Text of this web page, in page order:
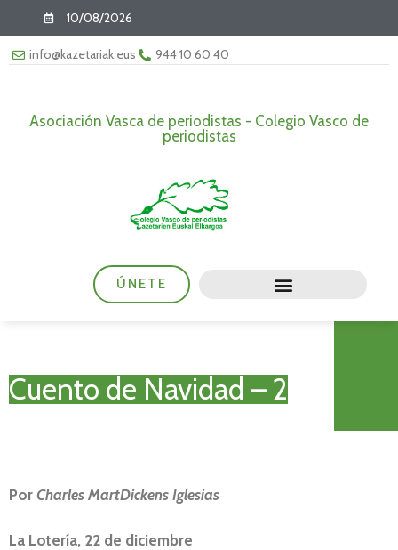
10/08/2026
info@kazetariak.eus 944 10 60 40
Asociación Vasca de periodistas - Colegio Vasco de
periodistas
ÚNETE
Cuento de Navidad – 2
Por Charles MartDickens Iglesias
La Lotería, 22 de diciembre